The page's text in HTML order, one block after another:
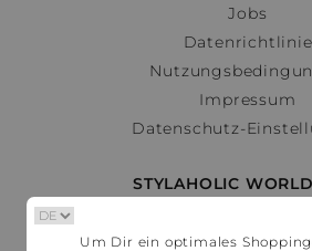
Jobs
Datenrichtlinie
Impressum
Datenschutz-
STYLAHOLIC
Österreich
Um Dir ein optimales